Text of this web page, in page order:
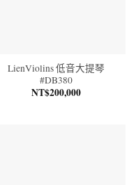
LienViolins 低音大提琴
#DB380
NT$200,000